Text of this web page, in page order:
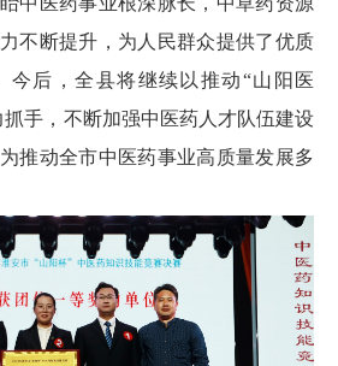
不断提升，为人民群众提供了优质
今后，全县将继续以推动“山阳医
手，不断加强中医药人才队伍建设
推动全市中医药事业高质量发展多